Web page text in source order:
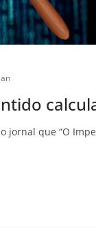
jornal que “O